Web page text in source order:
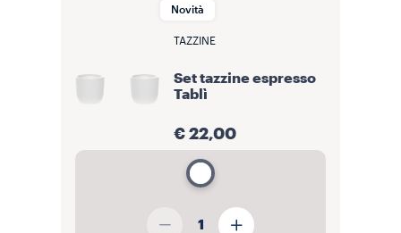
Novità
TAZZINE
Set tazzine espresso
Tablì
€ 22,00
1